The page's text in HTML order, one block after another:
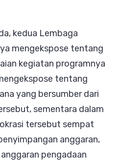
kedua Lembaga
mengekspose tentang
kegiatan programnya
tentang
yang bersumber dari
sementara dalam
tersebut sempat
anggaran,
pengadaan